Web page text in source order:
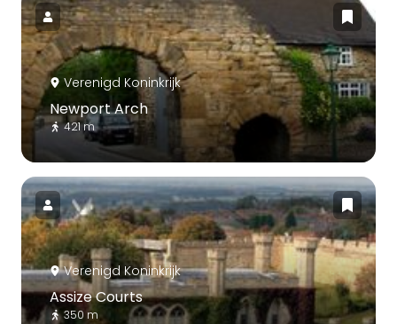
Verenigd Koninkrijk
Newport Arch
421 m
Verenigd Koninkrijk
Assize Courts
350 m